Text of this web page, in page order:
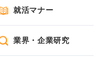
就活マナー
業界・企業研究